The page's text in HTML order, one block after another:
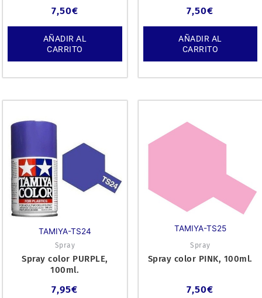
7,50€
AÑADIR AL
CARRITO
7,50€
AÑADIR AL
CARRITO
TAMIYA-TS24
Spray
Spray color PURPLE,
100ml.
7,95€
TAMIYA-TS25
Spray
Spray color PINK, 100ml.
7,50€